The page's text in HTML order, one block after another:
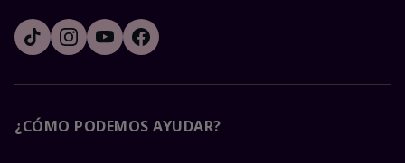
¿CÓMO PODEMOS AYUDAR?